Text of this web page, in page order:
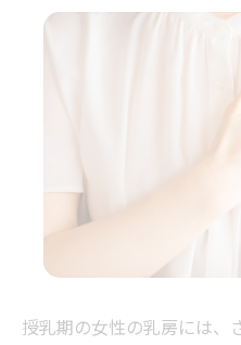
授乳期の女性の乳房には、